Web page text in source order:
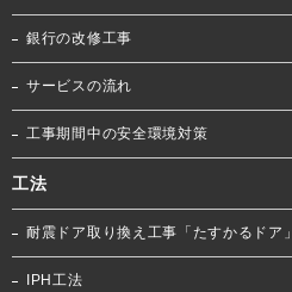
銀行の改修工事
サービスの流れ
工事期間中の安全環境対策
工法
耐震ドア取り換え工事「たすかるドア」
IPH工法